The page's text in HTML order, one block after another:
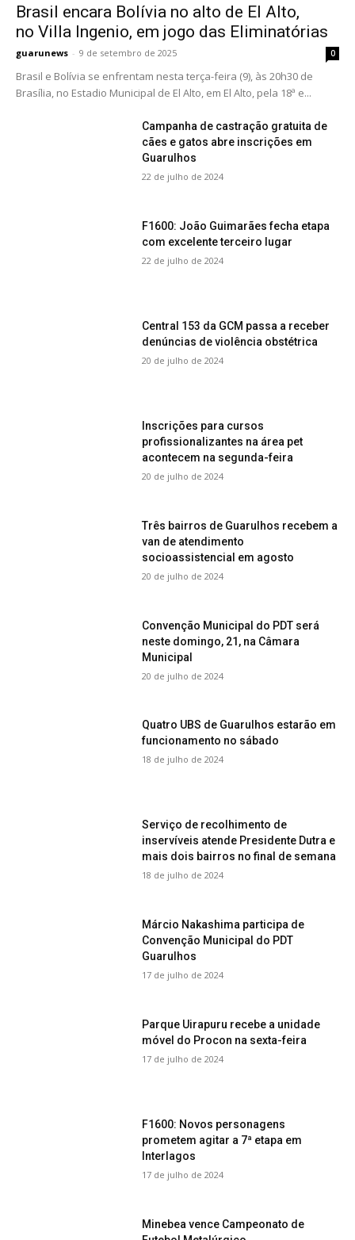
Brasil encara Bolívia no alto de El Alto,
no Villa Ingenio, em jogo das Eliminatórias
guarunews - 9 de setembro de 2025 0
Brasil e Bolívia se enfrentam nesta terça-feira (9), às 20h30 de
Brasília, no Estadio Municipal de El Alto, em El Alto, pela 18ª e...
Campanha de castração gratuita de
cães e gatos abre inscrições em
Guarulhos
22 de julho de 2024
F1600: João Guimarães fecha etapa
com excelente terceiro lugar
22 de julho de 2024
Central 153 da GCM passa a receber
denúncias de violência obstétrica
20 de julho de 2024
Inscrições para cursos
profissionalizantes na área pet
acontecem na segunda-feira
20 de julho de 2024
Três bairros de Guarulhos recebem a
van de atendimento
socioassistencial em agosto
20 de julho de 2024
Convenção Municipal do PDT será
neste domingo, 21, na Câmara
Municipal
20 de julho de 2024
Quatro UBS de Guarulhos estarão em
funcionamento no sábado
18 de julho de 2024
Serviço de recolhimento de
inservíveis atende Presidente Dutra e
mais dois bairros no final de semana
18 de julho de 2024
Márcio Nakashima participa de
Convenção Municipal do PDT
Guarulhos
17 de julho de 2024
Parque Uirapuru recebe a unidade
móvel do Procon na sexta-feira
17 de julho de 2024
F1600: Novos personagens
prometem agitar a 7ª etapa em
Interlagos
17 de julho de 2024
Minebea vence Campeonato de